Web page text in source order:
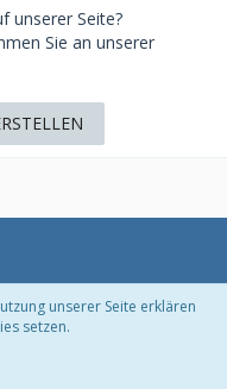
unserer Seite?
Sie an unserer
2004-2026
unserer Seite erklären
setzen.